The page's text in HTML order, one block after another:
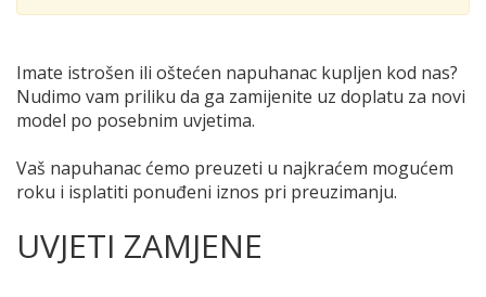
Imate istrošen ili oštećen napuhanac kupljen kod nas?
Nudimo vam priliku da ga zamijenite uz doplatu za novi
model po posebnim uvjetima.
Vaš napuhanac ćemo preuzeti u najkraćem mogućem
roku i isplatiti ponuđeni iznos pri preuzimanju.
UVJETI ZAMJENE